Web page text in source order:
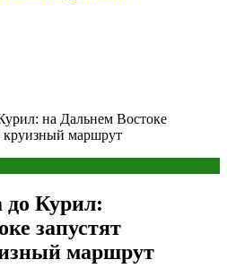
на Дальнем Востоке
круизный маршрут
до Курил:
запустят
маршрут